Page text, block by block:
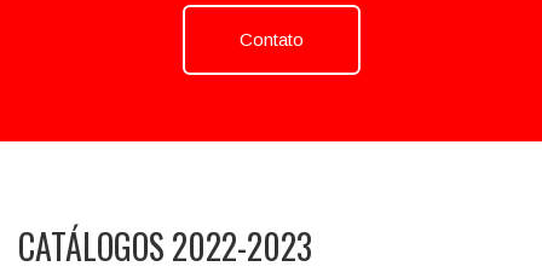
Contato
CATÁLOGOS 2022-2023